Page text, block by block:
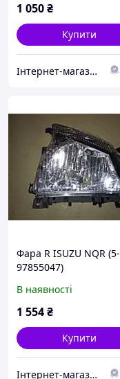
1 050₴
Купити
Інтернет-магазин "Авто Експерт Плюс"
Фара R ISUZU NQR (5-
97855047)
В наявності
1 554₴
Купити
Інтернет-магазин "Авто Експерт Плюс"